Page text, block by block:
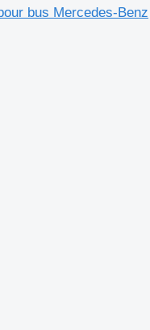
bus Mercedes-Benz